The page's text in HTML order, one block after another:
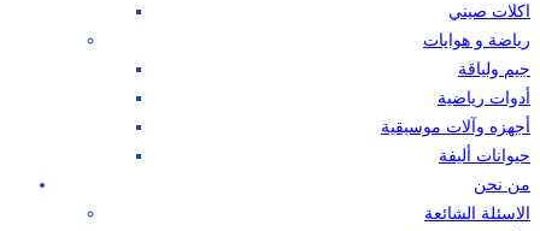
اكلات صيني
رياضة و هوايات
جيم ولياقة
أدوات رياضية
أجهزه وآلات موسيقية
حيوانات أليفة
من نحن
الاسئلة الشائعة